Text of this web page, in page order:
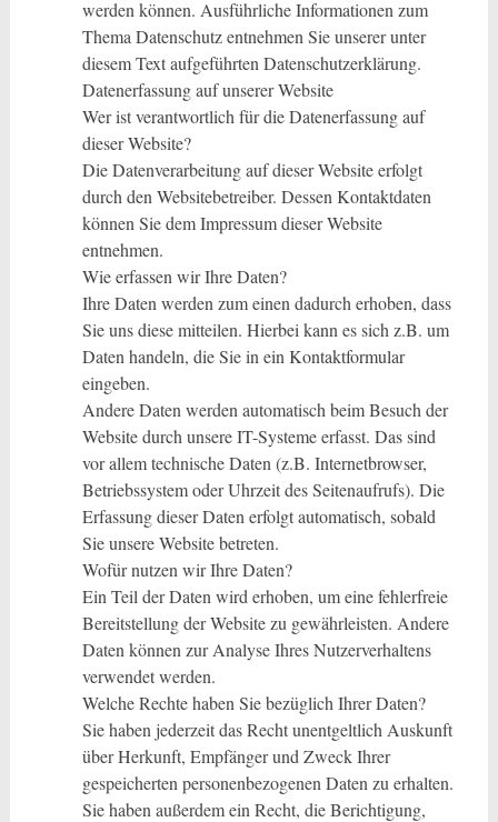
werden können. Ausführliche Informationen zum
Thema Datenschutz entnehmen Sie unserer unter
diesem Text aufgeführten Datenschutzerklärung.
Datenerfassung auf unserer Website
Wer ist verantwortlich für die Datenerfassung auf
dieser Website?
Die Datenverarbeitung auf dieser Website erfolgt
durch den Websitebetreiber. Dessen Kontaktdaten
können Sie dem Impressum dieser Website
entnehmen.
Wie erfassen wir Ihre Daten?
Ihre Daten werden zum einen dadurch erhoben, dass
Sie uns diese mitteilen. Hierbei kann es sich z.B. um
Daten handeln, die Sie in ein Kontaktformular
eingeben.
Andere Daten werden automatisch beim Besuch der
Website durch unsere IT-Systeme erfasst. Das sind
vor allem technische Daten (z.B. Internetbrowser,
Betriebssystem oder Uhrzeit des Seitenaufrufs). Die
Erfassung dieser Daten erfolgt automatisch, sobald
Sie unsere Website betreten.
Wofür nutzen wir Ihre Daten?
Ein Teil der Daten wird erhoben, um eine fehlerfreie
Bereitstellung der Website zu gewährleisten. Andere
Daten können zur Analyse Ihres Nutzerverhaltens
verwendet werden.
Welche Rechte haben Sie bezüglich Ihrer Daten?
Sie haben jederzeit das Recht unentgeltlich Auskunft
über Herkunft, Empfänger und Zweck Ihrer
gespeicherten personenbezogenen Daten zu erhalten.
Sie haben außerdem ein Recht, die Berichtigung,